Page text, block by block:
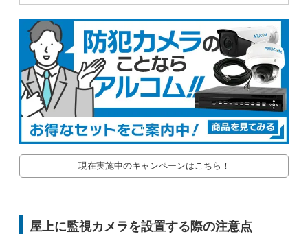
現在実施中のキャンペーンはこちら！
屋上に監視カメラを設置する際の注意点